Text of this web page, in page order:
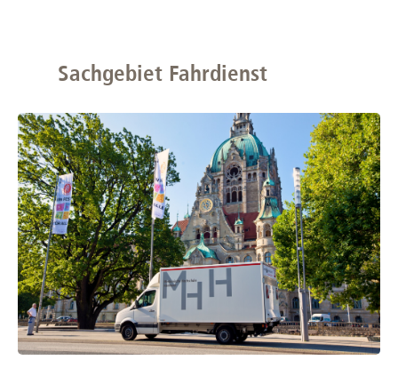
Sachgebiet Fahrdienst